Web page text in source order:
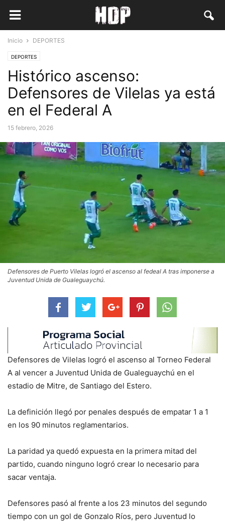
Inicio DEPORTES
DEPORTES
Histórico ascenso:
Defensores de Vilelas ya está
en el Federal A
15 febrero, 2026
Defensores de Puerto Vilelas logró el ascenso al fedeal A tras imponerse a
Juventud Unida de Gualeguaychú.
Defensores de Vilelas logró el ascenso al Torneo Federal
A al vencer a Juventud Unida de Gualeguaychú en el
estadio de Mitre, de Santiago del Estero.
La definición llegó por penales después de empatar 1 a 1
en los 90 minutos reglamentarios.
La paridad ya quedó expuesta en la primera mitad del
partido, cuando ninguno logró crear lo necesario para
sacar ventaja.
Defensores pasó al frente a los 23 minutos del segundo
tiempo con un gol de Gonzalo Ríos, pero Juventud lo